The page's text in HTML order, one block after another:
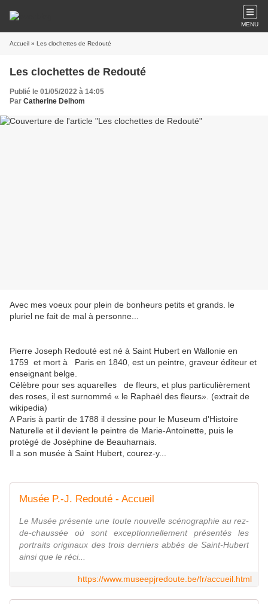
MENU
Accueil » Les clochettes de Redouté
Les clochettes de Redouté
Publié le 01/05/2022 à 14:05
Par Catherine Delhom
Avec mes voeux pour plein de bonheurs petits et grands. le
pluriel ne fait de mal à personne...
Pierre Joseph Redouté est né à Saint Hubert en Wallonie en
1759 et mort à Paris en 1840, est un peintre, graveur éditeur et
enseignant belge.
Célèbre pour ses aquarelles de fleurs, et plus particulièrement
des roses, il est surnommé « le Raphaël des fleurs». (extrait de
wikipedia)
A Paris à partir de 1788 il dessine pour le Museum d'Histoire
Naturelle et il devient le peintre de Marie-Antoinette, puis le
protégé de Joséphine de Beauharnais.
Il a son musée à Saint Hubert, courez-y...
Musée P.-J. Redouté - Accueil
Le Musée présente une toute nouvelle scénographie au rez-
de-chaussée où sont exceptionnellement présentés les
portraits originaux des trois derniers abbés de Saint-Hubert
ainsi que le réci...
https://www.museepjredoute.be/fr/accueil.html